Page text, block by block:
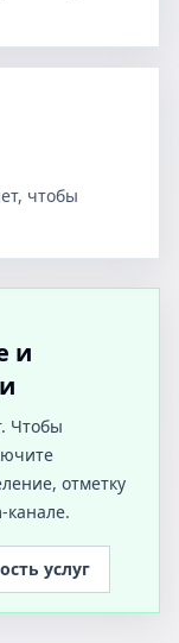
чтобы
и
Чтобы
отметку
услуг